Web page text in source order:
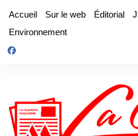
contenu
Accueil Sur le web Éditorial
Environnement